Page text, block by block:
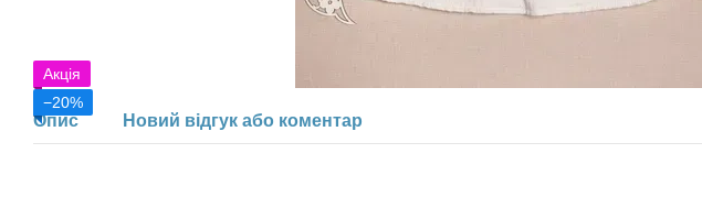
Акція
−20%
Опис Новий відгук або коментар